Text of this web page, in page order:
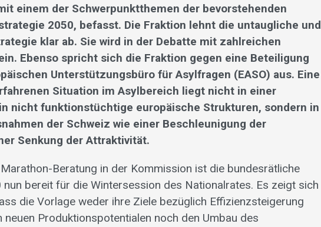
einem der Schwerpunktthemen der bevorstehenden
2050, befasst. Die Fraktion lehnt die untaugliche und
klar ab. Sie wird in der Debatte mit zahlreichen
Ebenso spricht sich die Fraktion gegen eine Beteiligung
Unterstützungsbüro für Asylfragen (EASO) aus. Eine
Situation im Asylbereich liegt nicht in einer
nicht funktionstüchtige europäische Strukturen, sondern in
der Schweiz wie einer Beschleunigung der
Senkung der Attraktivität.
Beratung in der Kommission ist die bundesrätliche
bereit für die Wintersession des Nationalrates. Es zeigt sich
die Vorlage weder ihre Ziele bezüglich Effizienzsteigerung
neuen Produktionspotentialen noch den Umbau des